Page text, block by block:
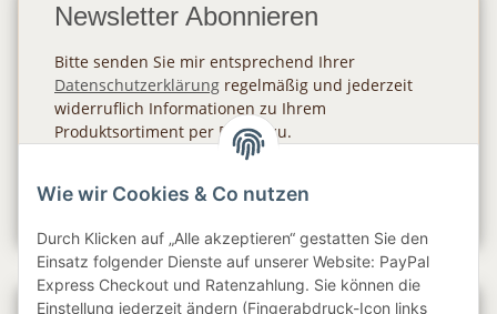
Newsletter Abonnieren
Bitte senden Sie mir entsprechend Ihrer
Datenschutzerklärung regelmäßig und jederzeit
widerruflich Informationen zu Ihrem
Produktsortiment per E-Mail zu.
Wie wir Cookies & Co nutzen
Durch Klicken auf „Alle akzeptieren“ gestatten Sie den
Einsatz folgender Dienste auf unserer Website: PayPal
Express Checkout und Ratenzahlung. Sie können die
Einstellung jederzeit ändern (Fingerabdruck-Icon links